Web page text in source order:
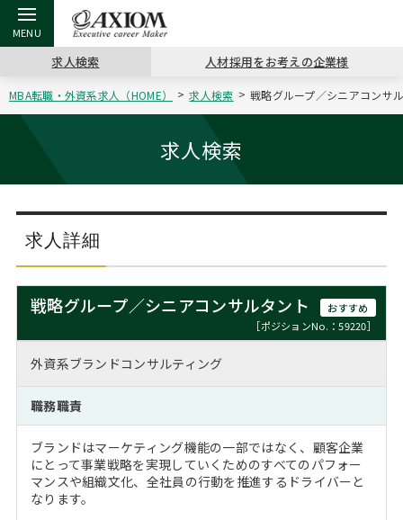
戻る
アクシアムの特長
戻る
コンサ
サービス案内
戻る
キャリ
コンサルタントの紹介
戻る
キャリア支援 TOP
キャリアデザイン講座
（最新求人市場動向）
戻る
MBAの
おわり
ステージ別アドバイス
MBAの転職事例
MBAからのFAQ
MBA留学生数の推移
戻る
日本か
MBAを生かす求人特集
戻る
転職ツール TOP
英文レジュメの書き方
戻る
パワー
職務経歴書の書き方
外資系／面接攻略のコツ
戻る
転職コラム TOP
“展”職相談室
転職市場の明日をよめ
キャリアに効く一冊
注目企業インタビュー
戻る
イベント・セミナー TOP
ジョブフェア
キャリアデザインセミナー
プロ経営者の特別セミナー
Career Talk Live
MBA NETWORKING
戻る
会社概要 TOP
沿革
主なクライアント
パブリシティ
ニュースリリース
求人検索 人材採用をお考えの企業様
MBA転職・外資系求人（HOME） 求人検索 戦略グループ／シニアコンサ
求人検索
求人詳細
戦略グループ／シニアコンサルタント
おすすめ
［ポジションNo.：59220］
外資系ブランドコンサルティング
職務職責
ブランドはマーケティング機能の一部ではなく、顧客企業
にとって事業戦略を実現していくためのすべてのパフォー
マンスや組織文化、全社員の行動を推進するドライバーと
なります。